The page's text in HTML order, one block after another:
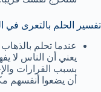
تفسير الحلم بالتعرى في
عندما تحلم بالذهاب
يعني أن الناس لا
بسبب القرارات
أن يضعوا أنفسهم